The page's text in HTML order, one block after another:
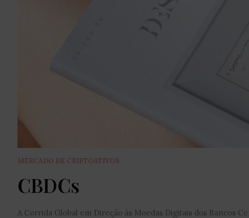
MERCADO DE CRIPTOATIVOS
CBDCs
A Corrida Global em Direção às Moedas Digitais dos Bancos